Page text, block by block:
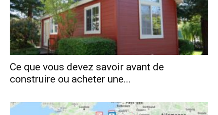
Ce que vous devez savoir avant de
construire ou acheter une...